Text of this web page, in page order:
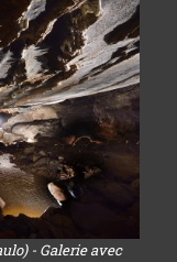
- Galerie avec